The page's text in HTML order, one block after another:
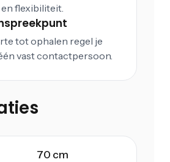
flexibiliteit.
tot ophalen regel je
vast contactpersoon.
70 cm